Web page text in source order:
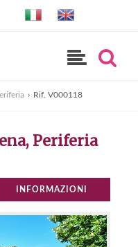
› Rif. V000118
Periferia
INFORMAZIONI